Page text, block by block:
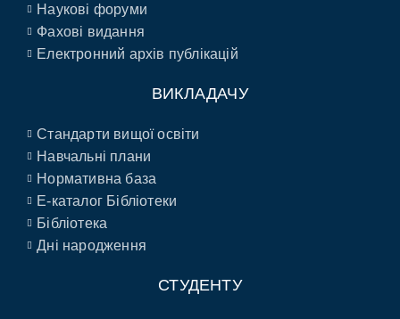
Наукові форуми
Фахові видання
Електронний архів публікацій
ВИКЛАДАЧУ
Стандарти вищої освіти
Навчальні плани
Нормативна база
E-каталог Бібліотеки
Бібліотека
Дні народження
СТУДЕНТУ